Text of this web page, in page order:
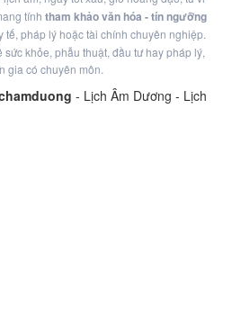
tính tham khảo văn hóa - tín ngưỡng
tế, pháp lý hoặc tài chính chuyên nghiệp.
khỏe, phẫu thuật, đầu tư hay pháp lý,
gia có chuyên môn.
- Lịch Âm Dương - Lịch